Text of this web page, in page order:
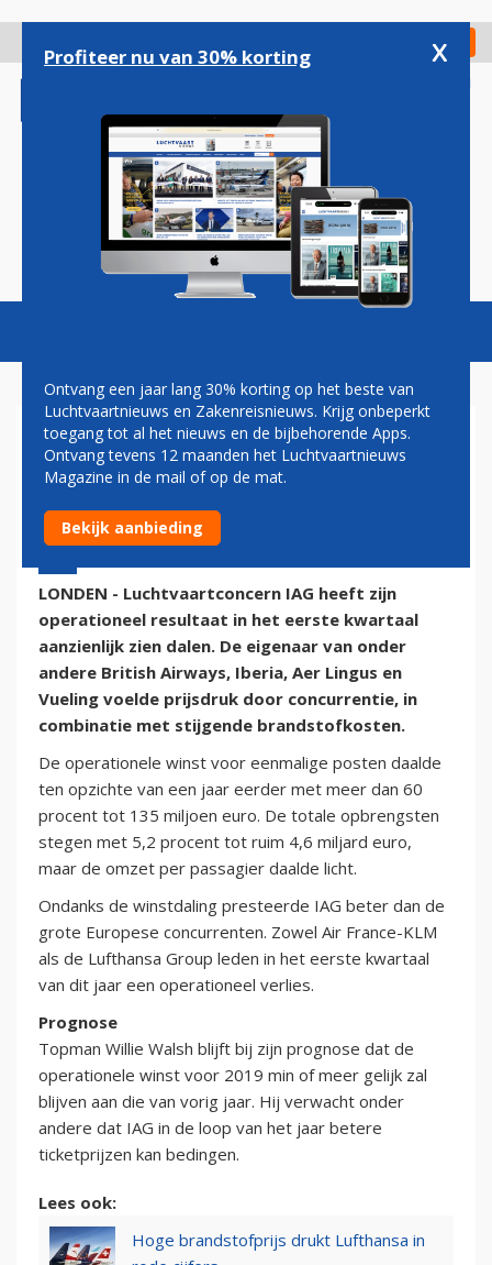
gaan
Check in
Magazine Podcasts Vacatures
OOK IAG VOELT PRIJSDRUK EN
BRANDSTOFKOSTEN
10 mei 2019 - 9:35 | Door:Reismedia/ANP
LONDEN - Luchtvaartconcern IAG heeft zijn
operationeel resultaat in het eerste kwartaal
aanzienlijk zien dalen. De eigenaar van onder
andere British Airways, Iberia, Aer Lingus en
Vueling voelde prijsdruk door concurrentie, in
combinatie met stijgende brandstofkosten.
De operationele winst voor eenmalige posten daalde
ten opzichte van een jaar eerder met meer dan 60
procent tot 135 miljoen euro. De totale opbrengsten
stegen met 5,2 procent tot ruim 4,6 miljard euro,
maar de omzet per passagier daalde licht.
Ondanks de winstdaling presteerde IAG beter dan de
grote Europese concurrenten. Zowel Air France-KLM
als de Lufthansa Group leden in het eerste kwartaal
van dit jaar een operationeel verlies.
Prognose
Topman Willie Walsh blijft bij zijn prognose dat de
operationele winst voor 2019 min of meer gelijk zal
blijven aan die van vorig jaar. Hij verwacht onder
andere dat IAG in de loop van het jaar betere
ticketprijzen kan bedingen.
Lees ook:
Hoge brandstofprijs drukt Lufthansa in
Profiteer nu van 30% korting x
Ontvang een jaar lang 30% korting op het beste van
Luchtvaartnieuws en Zakenreisnieuws. Krijg onbeperkt
toegang tot al het nieuws en de bijbehorende Apps.
Ontvang tevens 12 maanden het Luchtvaartnieuws
Magazine in de mail of op de mat.
Bekijk aanbieding